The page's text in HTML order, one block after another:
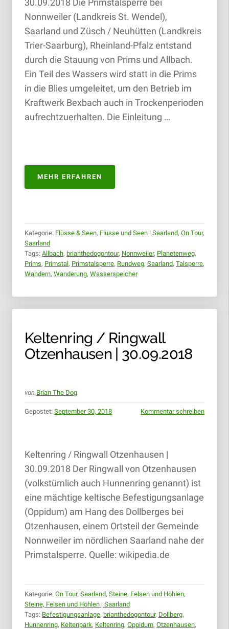
30.09.2018 Die Primstalsperre bei
Nonnweiler (Landkreis St. Wendel),
Saarland und Züsch / Neuhütten (Landkreis
Trier-Saarburg), Rheinland-Pfalz entstand
durch die Stauung von Prims und Allbach.
Ein Teil des Wassers wird statt in die Prims
in die Blies umgeleitet, um den Betrieb im
Kraftwerk Bexbach auch in Trockenperioden
aufrechtzuerhalten. Die Einleitung …
MEHR ERFAHREN
PRIMSTAL
30.09.2018“
Kategorie: Flüsse & Seen, Flüsse und Seen | Saarland, On Tour,
Saarland
Tags: Allbach, brianthedogontour, Nonnweiler, Planetenweg,
Prims, Primstal, Primstalsperre, Rundweg, Saarland, Talsperre,
Wandern, Wanderung, Wasserspeicher
Keltenring / Ringwall
Otzenhausen | 30.09.2018
von Brian The Dog
Gepostet: September 30, 2018 Kommentar schreiben
Keltenring / Ringwall Otzenhausen |
30.09.2018 Der Ringwall von Otzenhausen
(volkstümlich auch Hunnenring genannt) ist
eine mächtige keltische Befestigungsanlage
(Oppidum) am Hang des Dollberges bei
Otzenhausen, einem Ortsteil der Gemeinde
Nonnweiler im nördlichen Saarland nahe der
Primstalsperre. Quelle: wikipedia.de
Kategorie: On Tour, Saarland, Steine, Felsen und Höhlen,
Steine, Felsen und Höhlen | Saarland
Tags: Befestigungsanlage, brianthedogontour, Dollberg,
Hunnenring, Keltenpark, Keltenring, Oppidum, Otzenhausen,